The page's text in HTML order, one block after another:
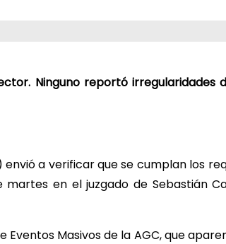
Ninguno reportó irregularidades
a verificar que se cumplan los
en el juzgado de Sebastián
Masivos de la AGC, que